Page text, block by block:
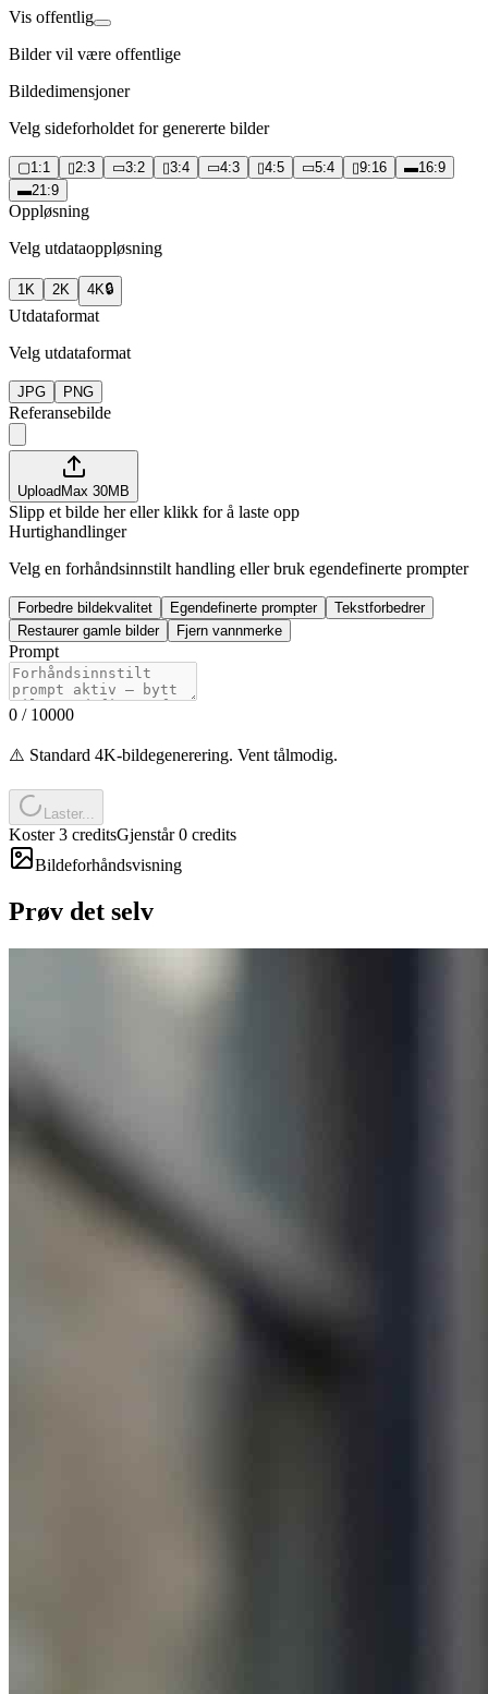
Vis offentlig
Bilder vil være offentlige
Bildedimensjoner
Velg sideforholdet for genererte bilder
▢1:1 ▯2:3 ▭3:2 ▯3:4 ▭4:3 ▯4:5 ▭5:4 ▯9:16 ▬16:9
▬21:9
Oppløsning
Velg utdataoppløsning
1K 2K 4K🔒
Utdataformat
Velg utdataformat
JPG PNG
Referansebilde
Upload Max 30MB
Slipp et bilde her eller klikk for å laste opp
Hurtighandlinger
Velg en forhåndsinnstilt handling eller bruk egendefinerte prompter
Forbedre bildekvalitet Egendefinerte prompter
Tekstforbedrer
Restaurer gamle bilder
Fjern vannmerke
Prompt
0 / 10000
⚠️ Standard 4K-bildegenerering. Vent tålmodig.
Laster...
Koster 3 creditsGjenstår 0 credits
Bildeforhåndsvisning
Prøv det selv